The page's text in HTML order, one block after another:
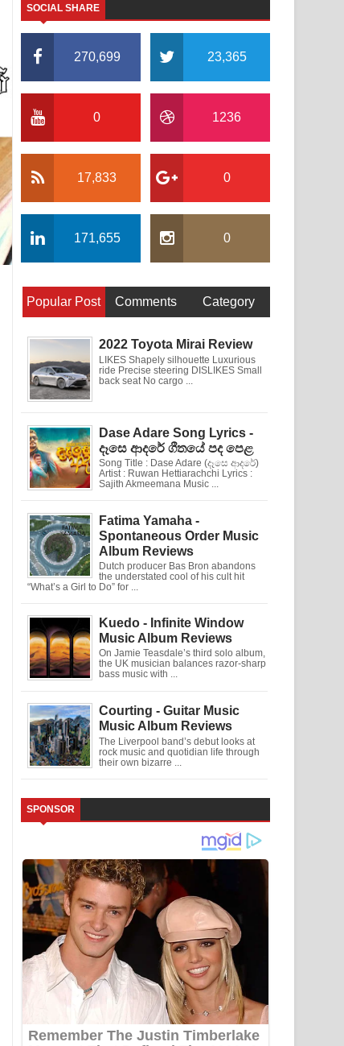
SOCIAL SHARE
270,699 23,365
0 1236
17,833 0
171,655 0
Popular Post Comments Category
2022 Toyota Mirai Review
LIKES Shapely silhouette Luxurious
ride Precise steering DISLIKES Small
back seat No cargo ...
Dase Adare Song Lyrics -
දෑසෙ ආදරේ ගීතයේ පද පෙළ
Song Title : Dase Adare (දෑසෙ ආදරේ)
Artist : Ruwan Hettiarachchi Lyrics :
Sajith Akmeemana Music ...
Fatima Yamaha -
Spontaneous Order Music
Album Reviews
Dutch producer Bas Bron abandons
the understated cool of his cult hit
“What’s a Girl to Do” for ...
Kuedo - Infinite Window
Music Album Reviews
On Jamie Teasdale’s third solo album,
the UK musician balances razor-sharp
bass music with ...
Courting - Guitar Music
Music Album Reviews
The Liverpool band’s debut looks at
rock music and quotidian life through
their own bizarre ...
SPONSOR